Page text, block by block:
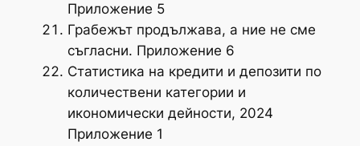
Приложение 5
Грабежът продължава, а ние не сме
съгласни. Приложение 6
Статистика на кредити и депозити по
количествени категории и
икономически дейности, 2024
Приложение 1